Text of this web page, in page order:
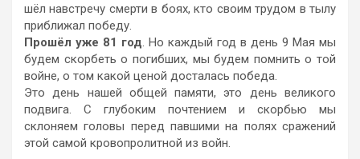
шёл навстречу смерти в боях, кто своим трудом в тылу
приближал победу.
Прошёл уже 81 год. Но каждый год в день 9 Мая мы
будем скорбеть о погибших, мы будем помнить о той
войне, о том какой ценой досталась победа.
Это день нашей общей памяти, это день великого
подвига. С глубоким почтением и скорбью мы
склоняем головы перед павшими на полях сражений
этой самой кровопролитной из войн.